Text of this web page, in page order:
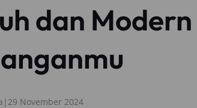
dan
| 29 November 2024